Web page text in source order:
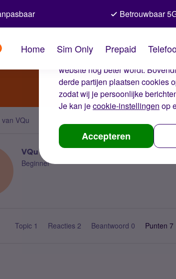
De cookies van
Wij gebruiken cookies op onze
website nog beter wordt.
derde partijen plaatsen cookies
zodat wij je persoonlijke
Je kan jecookie-instellingen op
Accepteren
Betrouwbaar
Home Sim Only Prepaid
van VQu
VQu
Beginner
Topic 1 Reacties 2 Beantwoord 0 Punten 7